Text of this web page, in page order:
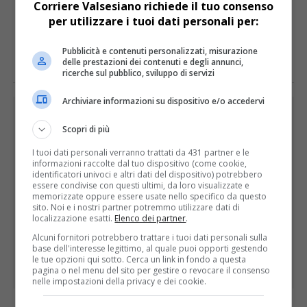
PUBBLICITÀ
Corriere Valsesiano richiede il tuo consenso
per utilizzare i tuoi dati personali per:
Pubblicità e contenuti personalizzati, misurazione
delle prestazioni dei contenuti e degli annunci,
ricerche sul pubblico, sviluppo di servizi
Archiviare informazioni su dispositivo e/o accedervi
Scopri di più
I tuoi dati personali verranno trattati da 431 partner e le
informazioni raccolte dal tuo dispositivo (come cookie,
identificatori univoci e altri dati del dispositivo) potrebbero
essere condivise con questi ultimi, da loro visualizzate e
memorizzate oppure essere usate nello specifico da questo
sito. Noi e i nostri partner potremmo utilizzare dati di
localizzazione esatti. Elenco dei partner.
Alcuni fornitori potrebbero trattare i tuoi dati personali sulla
base dell'interesse legittimo, al quale puoi opporti gestendo
le tue opzioni qui sotto. Cerca un link in fondo a questa
pagina o nel menu del sito per gestire o revocare il consenso
nelle impostazioni della privacy e dei cookie.